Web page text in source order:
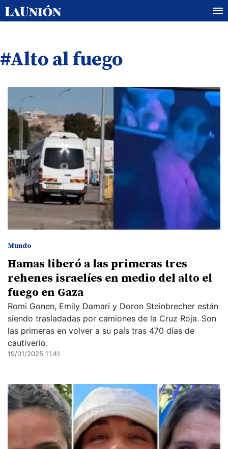
#Alto al fuego
Mundo
Hamas liberó a las primeras tres
rehenes israelíes en medio del alto el
fuego en Gaza
Romi Gonen, Emily Damari y Doron Steinbrecher están
siendo trasladadas por camiones de la Cruz Roja. Son
las primeras en volver a su país tras 470 días de
cautiverio.
19/01/2025 11.41